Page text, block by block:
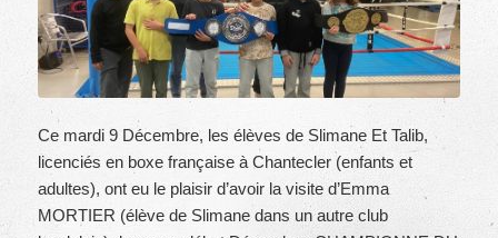
Ce mardi 9 Décembre, les élèves de Slimane Et Talib,
licenciés en boxe française à Chantecler (enfants et
adultes), ont eu le plaisir d’avoir la visite d’Emma
MORTIER (élève de Slimane dans un autre club